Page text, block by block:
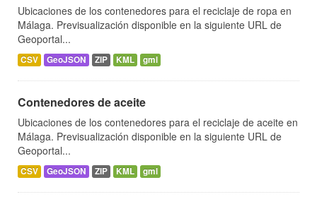
Ubicaciones de los contenedores para el reciclaje de ropa en
Málaga. Previsualización disponible en la siguiente URL de
Geoportal...
CSV GeoJSON ZIP KML gml
Contenedores de aceite
Ubicaciones de los contenedores para el reciclaje de aceite en
Málaga. Previsualización disponible en la siguiente URL de
Geoportal...
CSV GeoJSON ZIP KML gml